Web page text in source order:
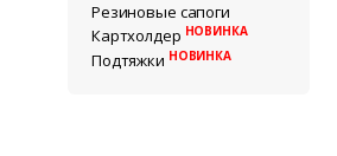
Резиновые сапоги
Картхолдер НОВИНКА
Подтяжки НОВИНКА